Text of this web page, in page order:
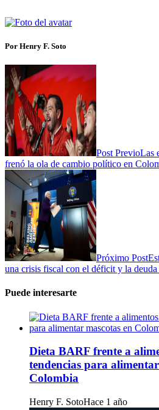
Por Henry F. Soto
Post PrevioLas
frenó la ola de cambio político en
Próximo Post
una crisis fiscal con el déficit y la
Puede interesarte
Dieta BARF frente a
tendencias para
Colombia
Henry F. SotoHace 1 año